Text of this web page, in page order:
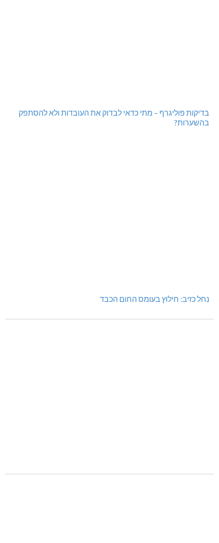
בדיקות פוליגרף – מתי כדאי לבדוק את העובדות ולא להסתפק
בהשערות?
נחל כזיב: חילוץ בעומס החום הכבד